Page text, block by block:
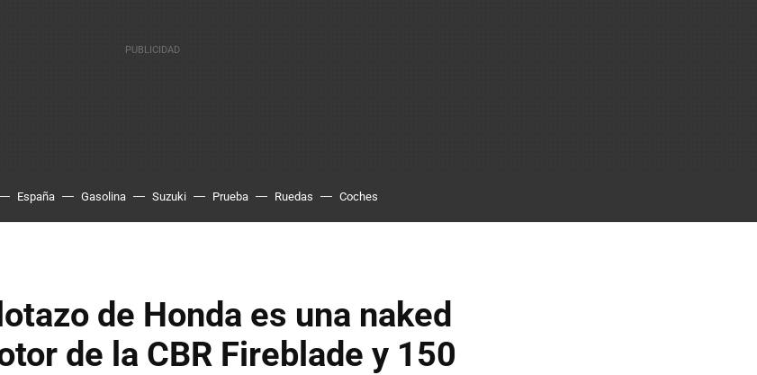
España Gasolina Suzuki Prueba Ruedas Coches
de Honda es una naked
de la CBR Fireblade y 150